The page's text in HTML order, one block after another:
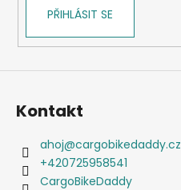
PŘIHLÁSIT SE
Kontakt
ahoj@cargobikedaddy.cz
+420725958541
CargoBikeDaddy